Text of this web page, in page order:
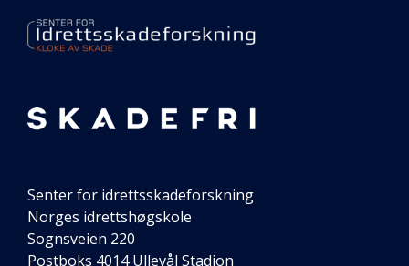
vårt
Senter for idrettsskadeforskning
Norges idrettshøgskole
Sognsveien 220
Postboks 4014 Ullevål Stadion